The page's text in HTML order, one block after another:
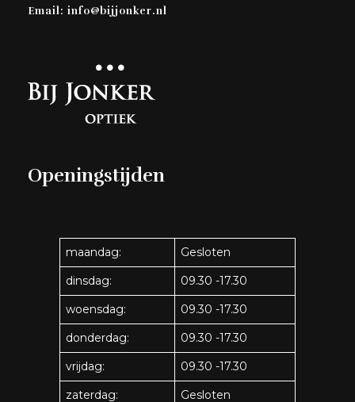
Email: info@bijjonker.nl
Openingstijden
maandag:
Gesloten
dinsdag:
09.30 -17.30
woensdag:
09.30 -17.30
donderdag:
09.30 -17.30
vrijdag:
09.30 -17.30
zaterdag:
Gesloten